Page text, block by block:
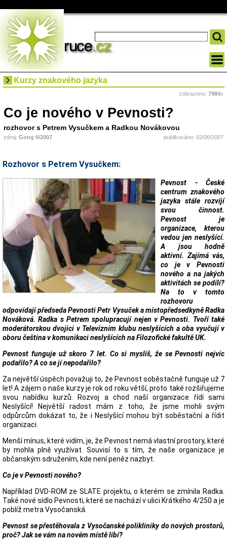
Kurzy znakového jazyka
zobrazeno: 7984x
Co je nového v Pevnosti?
rozhovor s Petrem Vysučkem a Radkou Novákovou
zdroj: Gong 6/2007 publikováno: 02/06/2007
Rozhovor s Petrem Vysučkem:
Pevnost - České
centrum znakového
jazyka stále rozvíjí
svou činnost.
Pevnost je
organizace, kterou
vedou jen neslyšící.
A jsou hodně
aktivní. Zajímá vás,
co je v Pevnosti
nového a na jakých
aktivitách se podílí?
Na to v tomto
rozhovoru
odpovídají předseda Pevnosti Petr Vysuček a místopředsedkyně Radka
Nováková. Radka s Petrem spolupracují nejen v Pevnosti. Tvoří také
moderátorskou dvojici v Televizním klubu neslyšících a oba vyučují v
oboru čeština v komunikaci neslyšících na Filozofické fakultě UK.
Pevnost funguje už skoro 7 let. Co si myslíš, že se Pevnosti nejvíc
podařilo? A co se jí nepodařilo?
Za největší úspěch považuji to, že Pevnost soběstačně funguje už 7
let! A zájem o naše kurzy je rok od roku větší, proto také rozšiřujeme
svou nabídku kurzů. Rozvoj a chod naší organizace řídí sami
Neslyšící! Největší radost mám z toho, že jsme mohli svým
odpůrcům dokázat to, že i Neslyšící mohou být soběstační a řídit
organizaci.
Menší mínus, které vidím, je, že Pevnost nemá vlastní prostory, které
by mohla plně využívat. Souvisí to s tím, že naše organizace je
občanským sdružením, kde není peněz nazbyt.
Co je v Pevnosti nového?
Například DVD-ROM ze SLATE projektu, o kterém se zmínila Radka.
Také nové sídlo Pevnosti, které se nachází v ulici Krátkého 4/250 a je
poblíž metra Vysočanská.
Pevnost se přestěhovala z Vysočanské polikliniky do nových prostorů,
proč? Jak se vám na novém místě líbí?